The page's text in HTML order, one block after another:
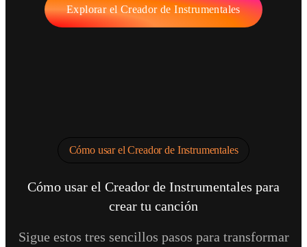
Explorar el Creador de Instrumentales
Cómo usar el Creador de Instrumentales
Cómo usar el Creador de Instrumentales para
crear tu canción
Sigue estos tres sencillos pasos para transformar